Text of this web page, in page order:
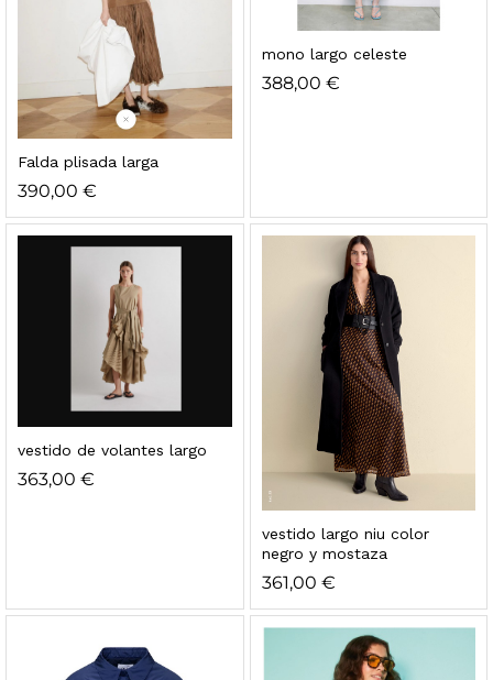
Falda plisada larga
390,00 €
mono largo celeste
388,00 €
vestido de volantes largo
363,00 €
vestido largo niu color
negro y mostaza
361,00 €